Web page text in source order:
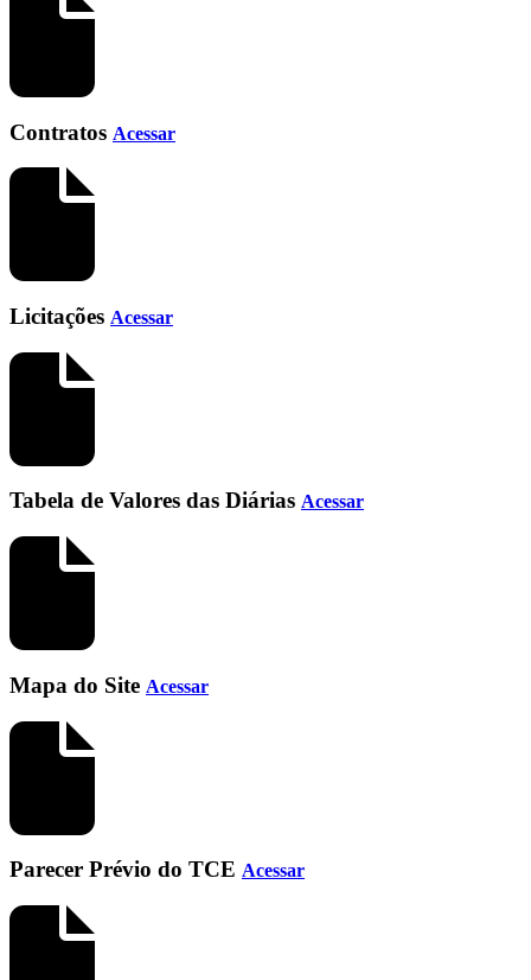
Contratos Acessar
Licitações Acessar
Tabela de Valores das Diárias Acessar
Mapa do Site Acessar
Parecer Prévio do TCE Acessar